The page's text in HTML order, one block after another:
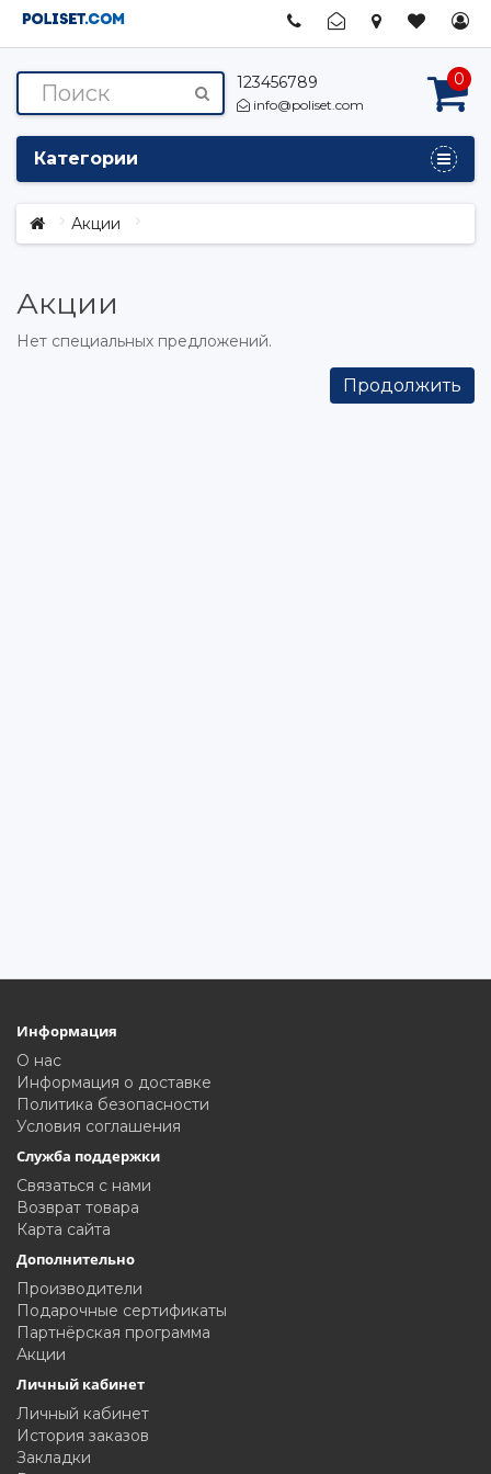
123456789
info@poliset.com
0
Категории
Акции
Акции
Нет специальных предложений.
Продолжить
Информация
О нас
Информация о доставке
Политика безопасности
Условия соглашения
Служба поддержки
Связаться с нами
Возврат товара
Карта сайта
Дополнительно
Производители
Подарочные сертификаты
Партнёрская программа
Акции
Личный кабинет
Личный кабинет
История заказов
Закладки